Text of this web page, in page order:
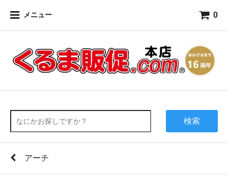
メニュー 0
検索
アーチ